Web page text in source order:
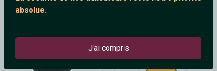
absolue.
J'ai compris